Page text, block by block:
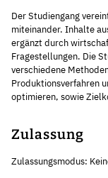
Der Studiengang
miteinander. Inhalte
ergänzt durch
Fragestellungen. Die
verschiedene
Produktionsverfahren
optimieren, sowie
Zulassung
Zulassungsmodus: